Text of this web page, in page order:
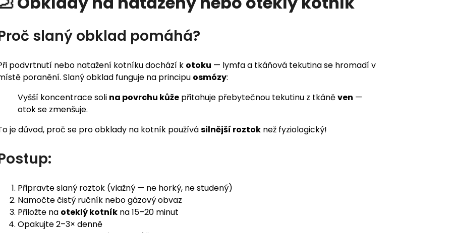
slaný obklad pomáhá?
podvrtnutí nebo natažení kotníku dochází k otoku — lymfa a tkáňová tekutina se hromadí v
poranění. Slaný obklad funguje na principu osmózy:
Vyšší koncentrace soli na povrchu kůže přitahuje přebytečnou tekutinu z tkáněven —
otok se zmenšuje.
je důvod, proč se pro obklady na kotník používásilnější roztok než fyziologický!
Připravte slaný roztok (vlažný — ne horký, ne studený)
Namočte čistý ručník nebo gázový obvaz
Přiložte na oteklý kotník na 15–20 minut
Opakujte 2–3× denně